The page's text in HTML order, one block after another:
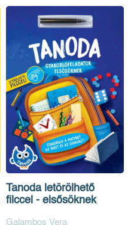
Tanoda letörölhető
filccel - elsősöknek
Galambos Vera